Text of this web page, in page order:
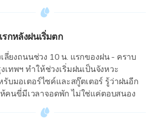
กหลังฝนเริ่มตก
ลี่ยงถนนช่วง 10 น. แรกของฝน - คราบ
ทพฯ ทำให้ช่วงเริ่มฝนเป็นจังหวะ
บมอเตอร์ไซค์และสกู๊ตเตอร์ รู้ว่าฝนอีก
คนขี่มีเวลาจอดพัก ไม่ใช่แค่ตอบสนอง